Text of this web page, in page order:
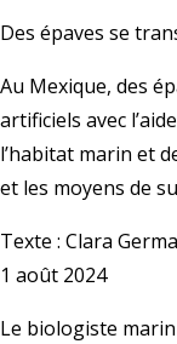
Des épaves se
Au Mexique, des
artificiels avec
l’habitat marin et
et les moyens de
Texte : Clara
1 août 2024
Le biologiste